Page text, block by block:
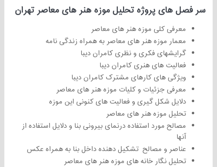
سر فصل های پروژه تحلیل موزه هنر های معاصر تهران
معرفی کلی موزه هنر های معاصر
معمار موزه هنر های معاصر به همراه زندگی نامه
گرایشهای فکری و نظری کامران دیبا
فعالیت های هنری کامران دیبا
ویژگی های کارهای مشترک کامران دیبا
معرفی جزئیات و کلیات موزه هنر های معاصر
دلایل شکل گیری و فعالیت های کنونی این موزه
تحلیل موزه هنر های معاصر
مصالح مورد استفاده درنمای بیرونی بنا و دلایل استفاده از
آنها
عناصر و مصالح تشکیل دهنده داخل بنا به همراه عکس
تحلیل نگار خانه‌ های موزه هنر های معاصر